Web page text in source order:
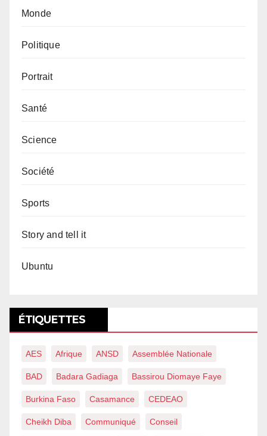
Monde
Politique
Portrait
Santé
Science
Société
Sports
Story and tell it
Ubuntu
ÉTIQUETTES
AES Afrique ANSD Assemblée Nationale
BAD Badara Gadiaga Bassirou Diomaye Faye
Burkina Faso Casamance CEDEAO
Cheikh Diba Communiqué Conseil